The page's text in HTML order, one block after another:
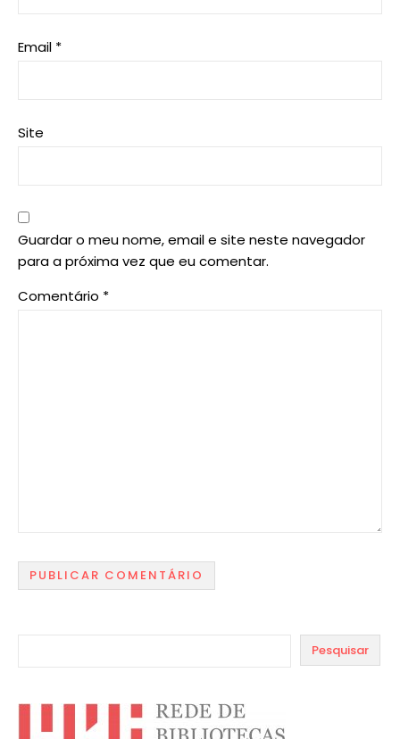
Email *
Site
Guardar o meu nome, email e site neste navegador
para a próxima vez que eu comentar.
Comentário *
Pesquisar